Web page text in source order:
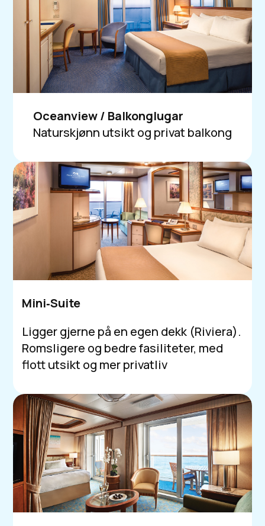
Oceanview / Balkonglugar
Naturskjønn utsikt og privat balkong
Mini‑Suite
Ligger gjerne på en egen dekk (Riviera).
Romsligere og bedre fasiliteter, med
flott utsikt og mer privatliv